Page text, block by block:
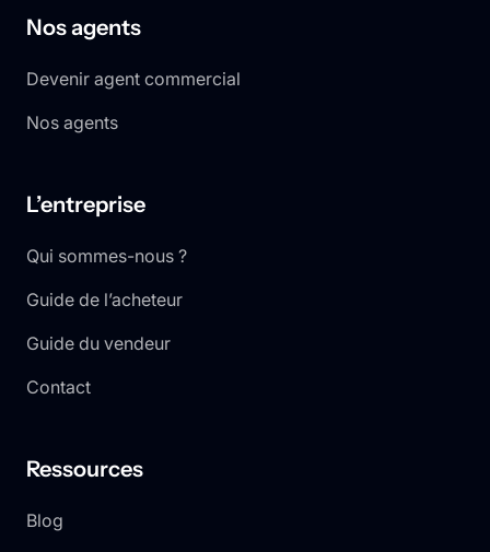
Nos agents
Devenir agent commercial
Nos agents
L’entreprise
Qui sommes-nous ?
Guide de l’acheteur
Guide du vendeur
Contact
Ressources
Blog